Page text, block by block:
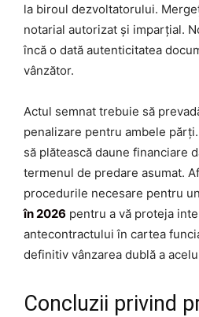
la biroul dezvoltatorului.
notarial autorizat și imparțial.
încă o dată autenticitatea
vânzător.
Actul semnat trebuie să
penalizare pentru ambele
să plătească daune financiare
termenul de predare asumat.
procedurile necesare pentru un
în 2026 pentru a vă proteja
antecontractului în cartea
definitiv vânzarea dublă a
Concluzii privind